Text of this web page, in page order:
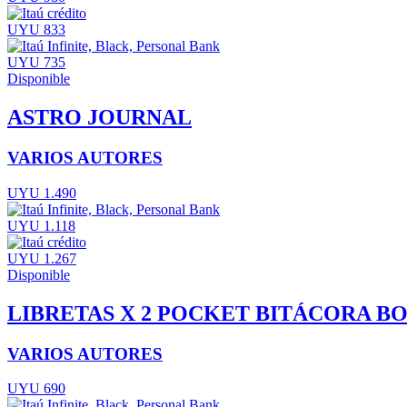
UYU 833
UYU 735
Disponible
ASTRO JOURNAL
VARIOS AUTORES
UYU 1.490
UYU 1.118
UYU 1.267
Disponible
LIBRETAS X 2 POCKET BITÁCORA
VARIOS AUTORES
UYU 690